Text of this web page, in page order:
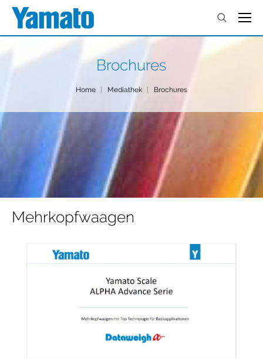
Brochures
Home Mediathek Brochures
Mehrkopfwaagen